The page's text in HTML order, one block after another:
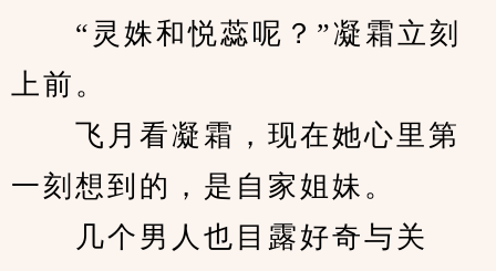
“灵姝和悦蕊呢？”凝霜立刻
上前。
飞月看凝霜，现在她心里第
一刻想到的，是自家姐妹。
几个男人也目露好奇与关